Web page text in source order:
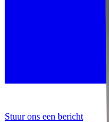
Stuur ons een bericht